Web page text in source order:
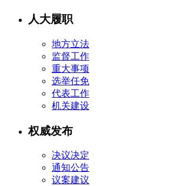
人大履职
地方立法
监督工作
重大事项
选举任免
代表工作
机关建设
权威发布
决议决定
通知公告
议案建议